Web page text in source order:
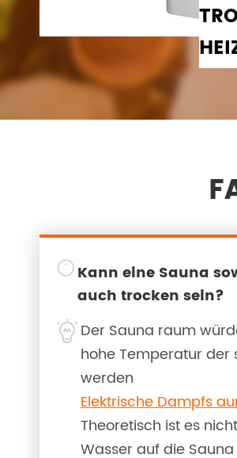
 Kann eine Sauna
auch trocken sein?
Der Sauna raum
hohe Temperatur der
werden
Elektrische Dampfs
Theoretisch ist es
Wasser auf die Sauna